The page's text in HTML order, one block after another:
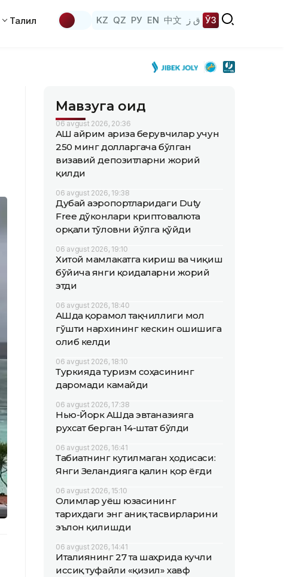
Таҳлил KZ QZ РУ EN 中文 ق ز ЎЗ
Мавзуга оид
06 avgust 2026, 20:36
АҚШ айрим ариза берувчилар учун
250 минг долларгача бўлган
визавий депозитларни жорий
қилди
06 avgust 2026, 19:38
Дубай аэропортларидаги Duty
Free дўконлари криптовалюта
орқали тўловни йўлга қўйди
06 avgust 2026, 19:10
Хитой мамлакатга кириш ва чиқиш
бўйича янги қоидаларни жорий
этди
06 avgust 2026, 18:40
АҚШда қорамол тақчиллиги мол
гўшти нархининг кескин ошишига
олиб келди
06 avgust 2026, 18:10
Туркияда туризм соҳасининг
даромади камайди
06 avgust 2026, 17:38
Нью-Йорк АҚШда эвтаназияга
рухсат берган 14-штат бўлди
06 avgust 2026, 16:41
Табиатнинг кутилмаган ҳодисаси:
Янги Зеландияга қалин қор ёғди
06 avgust 2026, 15:10
Олимлар Қуёш юзасининг
тарихдаги энг аниқ тасвирларини
эълон қилишди
06 avgust 2026, 14:41
Италиянинг 27 та шаҳрида кучли
иссиқ туфайли «қизил» хавф